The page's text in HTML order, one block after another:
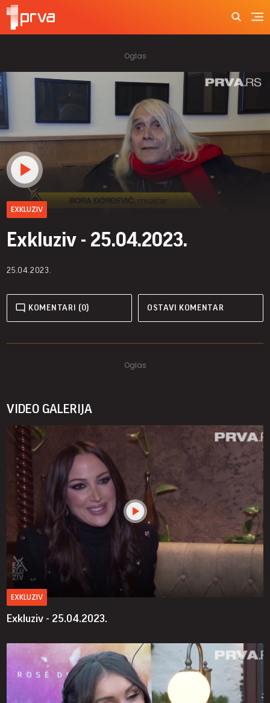
EXKLUZIV
Exkluziv - 25.04.2023.
25.04.2023.
KOMENTARI (0) OSTAVI KOMENTAR
VIDEO GALERIJA
EXKLUZIV
Exkluziv - 25.04.2023.